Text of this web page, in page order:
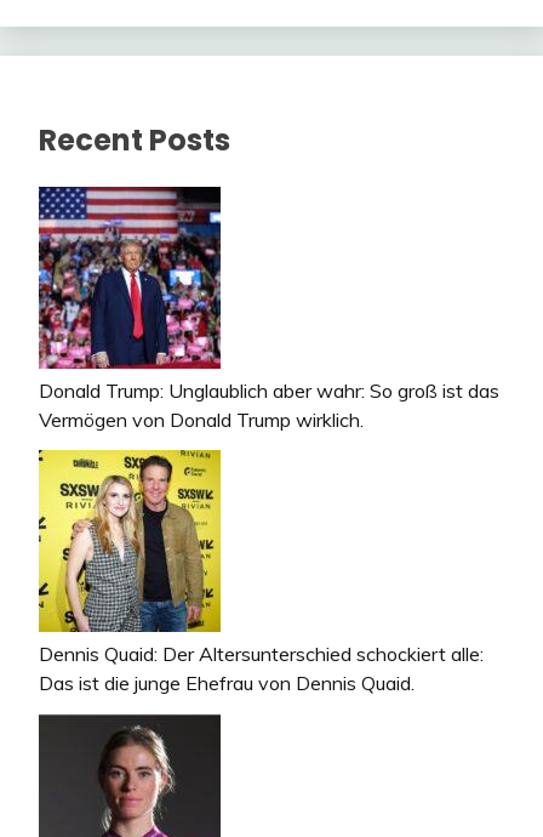
Recent Posts
Donald Trump: Unglaublich aber wahr: So groß ist das
Vermögen von Donald Trump wirklich.
Dennis Quaid: Der Altersunterschied schockiert alle:
Das ist die junge Ehefrau von Dennis Quaid.